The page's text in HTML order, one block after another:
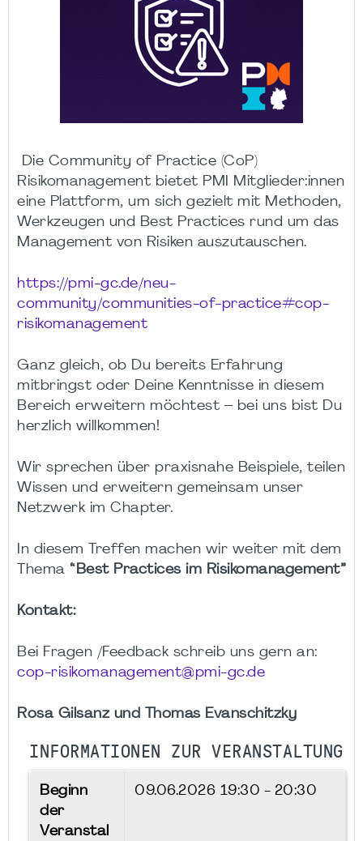
Die Community of Practice (CoP)
Risikomanagement bietet PMI Mitglieder:innen
eine Plattform, um sich gezielt mit Methoden,
Werkzeugen und Best Practices rund um das
Management von Risiken auszutauschen.
https://pmi-gc.de/neu-
community/communities-of-practice#cop-
risikomanagement
Ganz gleich, ob Du bereits Erfahrung
mitbringst oder Deine Kenntnisse in diesem
Bereich erweitern möchtest – bei uns bist Du
herzlich willkommen!
Wir sprechen über praxisnahe Beispiele, teilen
Wissen und erweitern gemeinsam unser
Netzwerk im Chapter.
In diesem Treffen machen wir weiter mit dem
Thema “Best Practices im Risikomanagement”
Kontakt:
Bei Fragen /Feedback schreib uns gern an:
cop-risikomanagement@pmi-gc.de
Rosa Gilsanz und Thomas Evanschitzky
INFORMATIONEN ZUR VERANSTALTUNG
Beginn
der
Veranstal
09.06.2026 19:30 - 20:30